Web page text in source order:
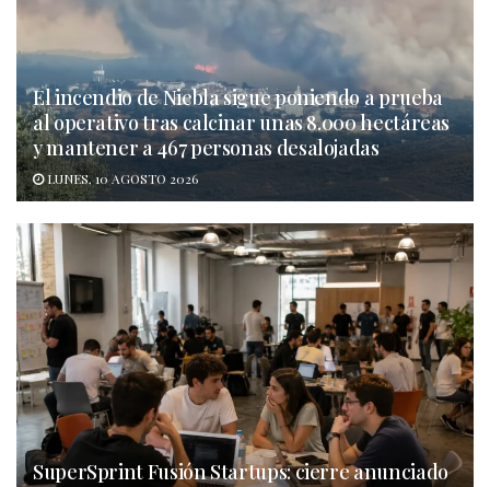
El incendio de Niebla sigue poniendo a prueba
al operativo tras calcinar unas 8.000 hectáreas
y mantener a 467 personas desalojadas
LUNES, 10 AGOSTO 2026
SuperSprint Fusión Startups: cierre anunciado